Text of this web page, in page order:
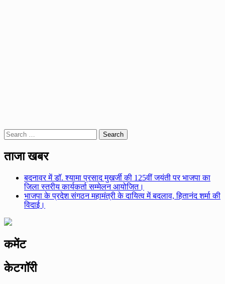
Search
for:
ताजा खबर
बदनावर में डॉ. श्यामा प्रसाद मुखर्जी की 125वीं जयंती पर भाजपा का
जिला स्तरीय कार्यकर्ता सम्मेलन आयोजित।
भाजपा के प्रदेश संगठन महामंत्री के दायित्व में बदलाव, हितानंद शर्मा की
विदाई।
कमेंट
केटगॉरी